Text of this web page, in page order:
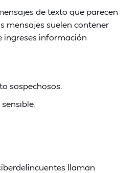
de texto que parecen
mensajes suelen contener
ingreses información
sospechosos.
llaman